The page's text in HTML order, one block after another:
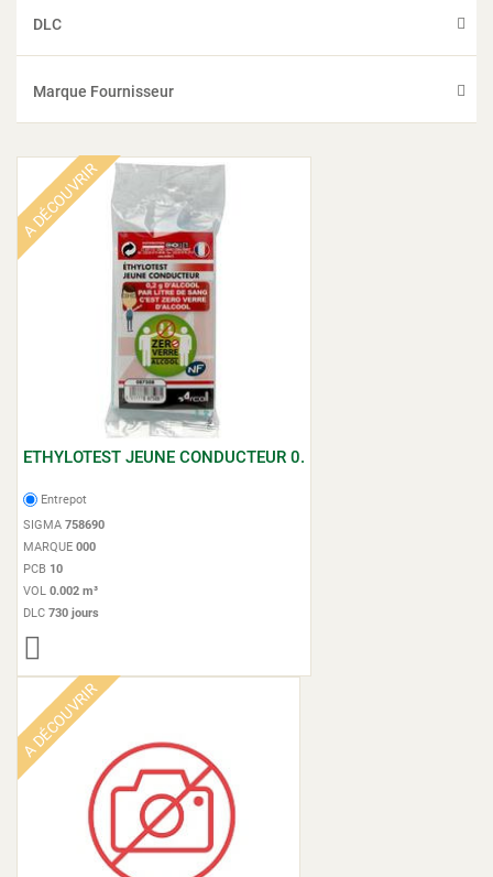
DLC
Marque Fournisseur
A DÉCOUVRIR
ETHYLOTEST JEUNE CONDUCTEUR 0.
Entrepot
SIGMA 758690
MARQUE 000
PCB 10
VOL 0.002 m³
DLC 730 jours
A DÉCOUVRIR